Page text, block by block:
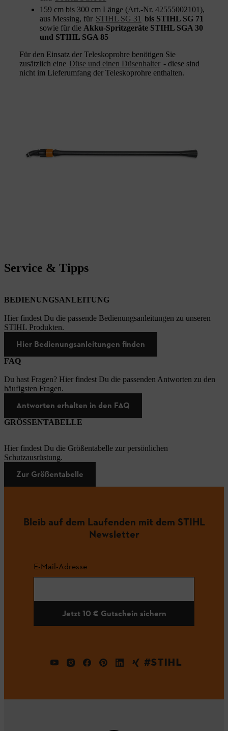
159 cm bis 300 cm Länge (Art.-Nr. 42555002101),
aus Messing, für STIHL SG 31 bis STIHL SG 71
sowie für die Akku-Spritzgeräte STIHL SGA 30
und STIHL SGA 85
Für den Einsatz der Teleskoprohre benötigen Sie
zusätzlich eine Düse und einen Düsenhalter - diese sind
nicht im Lieferumfang der Teleskoprohre enthalten.
Service & Tipps
BEDIENUNGSANLEITUNG
Hier findest Du die passende Bedienungsanleitungen zu unseren
STIHL Produkten.
Hier Bedienungsanleitungen finden
FAQ
Du hast Fragen? Hier findest Du die passenden Antworten zu den
häufigsten Fragen.
Antworten erhalten in den FAQ
GRÖSSENTABELLE
Hier findest Du die Größentabelle zur persönlichen
Schutzausrüstung.
Zur Größentabelle
Bleib auf dem Laufenden mit dem STIHL
Newsletter
E-Mail-Adresse
Jetzt 10 € Gutschein sichern
#STIHL